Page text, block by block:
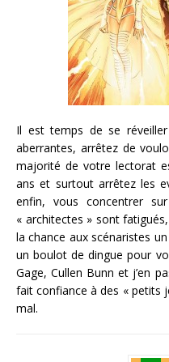
Il est temps de se
aberrantes, arrêtez de
majorité de votre lectorat
ans et surtout arrêtez les
enfin, vous concentrer
« architectes » sont
la chance aux scénaristes
un boulot de dingue pour
Gage, Cullen Bunn et j’en
fait confiance à des « petits
mal.